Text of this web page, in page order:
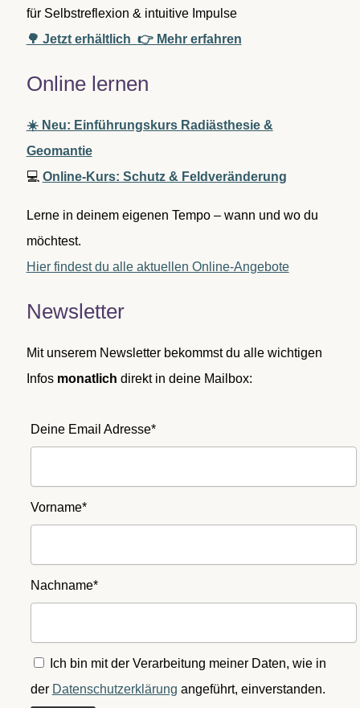
für Selbstreflexion & intuitive Impulse
🌳 Jetzt erhältlich 👉 Mehr erfahren
Online lernen
☀️ Neu: Einführungskurs Radiästhesie &
Geomantie
💻 Online-Kurs: Schutz & Feldveränderung
Lerne in deinem eigenen Tempo – wann und wo du
möchtest.
Hier findest du alle aktuellen Online-Angebote
Newsletter
Mit unserem Newsletter bekommst du alle wichtigen
Infos monatlich direkt in deine Mailbox:
Deine Email Adresse*
Vorname*
Nachname*
Ich bin mit der Verarbeitung meiner Daten, wie in
der Datenschutzerklärung angeführt, einverstanden.